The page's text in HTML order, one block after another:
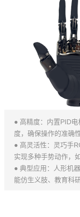
● 高精度：内置PID
度，确保操作的准确
● 高灵活性：灵巧手
实现多种手势动作，
● 典型应用：人形机
能仿生义肢、教育科